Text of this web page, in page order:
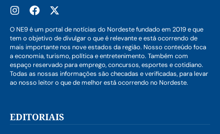
O NE9 é um portal de notícias do Nordeste fundado em 2019 e que
tem o objetivo de divulgar o que é relevante e está ocorrendo de
mais importante nos nove estados da região. Nosso conteúdo foca
a economia, turismo, política e entretenimento. Também com
espaço reservado para emprego, concursos, esportes e cotidiano.
Todas as nossas informações são checadas e verificadas, para levar
ao nosso leitor o que de melhor está ocorrendo no Nordeste.
EDITORIAIS